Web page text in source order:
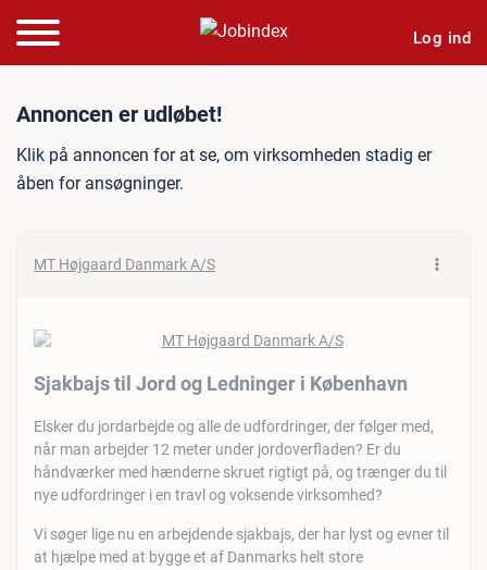
Log ind
Jobannonce: Sjakbajs til
Annoncen er udløbet!
Klik på annoncen for at se, om virksomheden stadig er
åben for ansøgninger.
MT Højgaard Danmark A/S
Sjakbajs til Jord og Ledninger i København
Elsker du jordarbejde og alle de udfordringer, der følger med,
når man arbejder 12 meter under jordoverfladen? Er du
håndværker med hænderne skruet rigtigt på, og trænger du til
nye udfordringer i en travl og voksende virksomhed?
Vi søger lige nu en arbejdende sjakbajs, der har lyst og evner til
at hjælpe med at bygge et af Danmarks helt store